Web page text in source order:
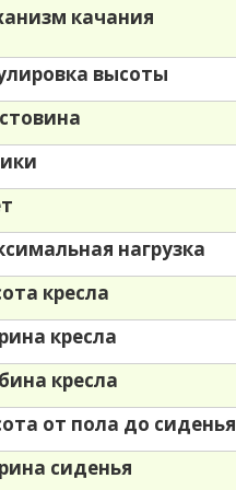
качания
высоты
нагрузка
кресла
кресла
кресла
от пола до сиденья
сиденья